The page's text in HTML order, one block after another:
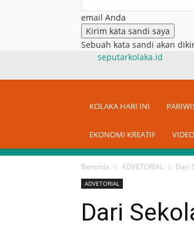
email Anda
Sebuah kata sandi akan
seputarkolaka.id
KOLAKA HARI INI
EKONOMI KREATIF VIDEO
Beranda ADVETORIAL Dari
ADVETORIAL
Dari